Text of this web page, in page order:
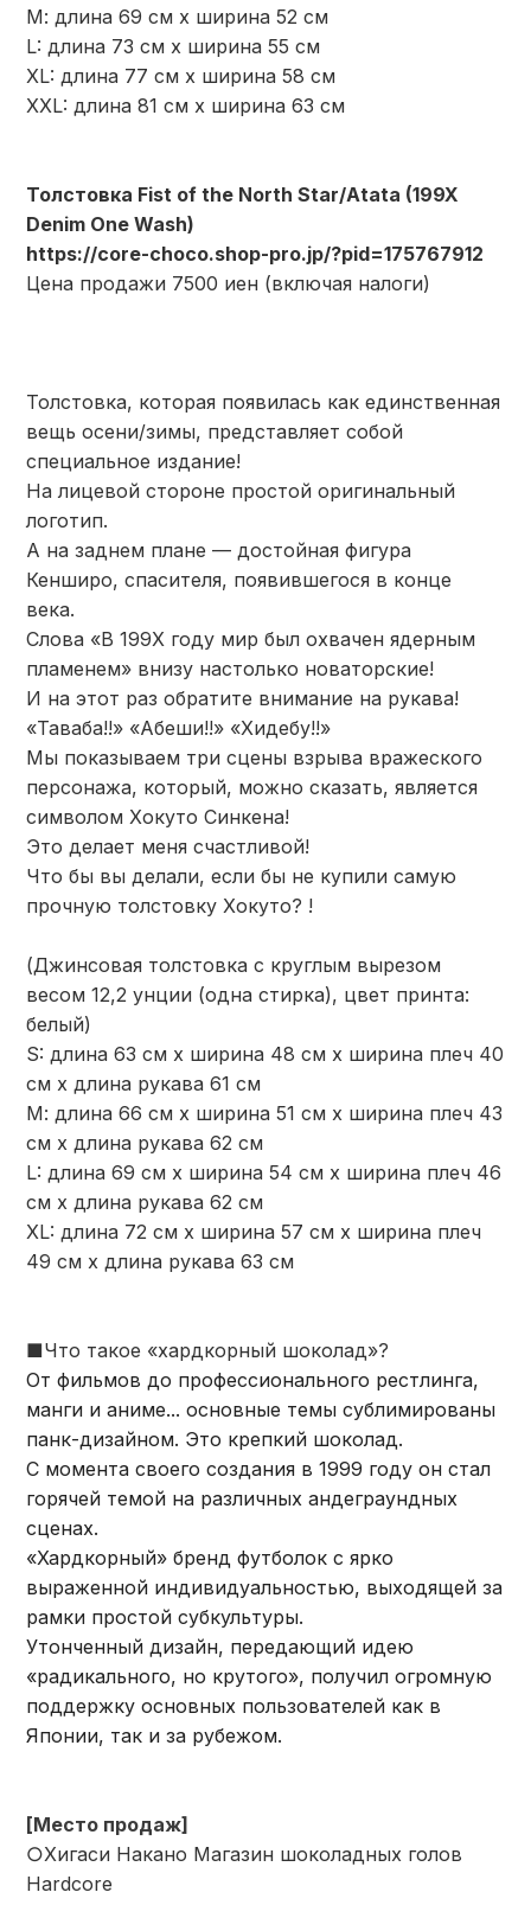
М: длина 69 см х ширина 52 см
L: длина 73 см х ширина 55 см
XL: длина 77 см х ширина 58 см
XXL: длина 81 см х ширина 63 см
Толстовка Fist of the North Star/Atata (199X
Denim One Wash)
https://core-choco.shop-pro.jp/?pid=175767912
Цена продажи 7500 иен (включая налоги)
Толстовка, которая появилась как единственная
вещь осени/зимы, представляет собой
специальное издание!
На лицевой стороне простой оригинальный
логотип.
А на заднем плане — достойная фигура
Кенширо, спасителя, появившегося в конце
века.
Слова «В 199X году мир был охвачен ядерным
пламенем» внизу настолько новаторские!
И на этот раз обратите внимание на рукава!
«Таваба!!» «Абеши!!» «Хидебу!!»
Мы показываем три сцены взрыва вражеского
персонажа, который, можно сказать, является
символом Хокуто Синкена!
Это делает меня счастливой!
Что бы вы делали, если бы не купили самую
прочную толстовку Хокуто? !
(Джинсовая толстовка с круглым вырезом
весом 12,2 унции (одна стирка), цвет принта:
белый)
S: длина 63 см х ширина 48 см х ширина плеч 40
см х длина рукава 61 см
М: длина 66 см х ширина 51 см х ширина плеч 43
см х длина рукава 62 см
L: длина 69 см х ширина 54 см х ширина плеч 46
см х длина рукава 62 см
XL: длина 72 см х ширина 57 см х ширина плеч
49 см х длина рукава 63 см
■Что такое «хардкорный шоколад»?
От фильмов до профессионального рестлинга,
манги и аниме... основные темы сублимированы
панк-дизайном. Это крепкий шоколад.
С момента своего создания в 1999 году он стал
горячей темой на различных андеграундных
сценах.
«Хардкорный» бренд футболок с ярко
выраженной индивидуальностью, выходящей за
рамки простой субкультуры.
Утонченный дизайн, передающий идею
«радикального, но крутого», получил огромную
поддержку основных пользователей как в
Японии, так и за рубежом.
[Место продаж]
○Хигаси Накано Магазин шоколадных голов
Hardcore